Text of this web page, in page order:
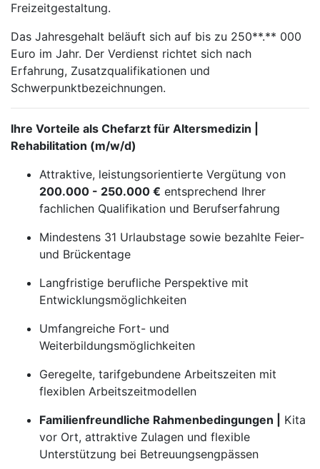
Freizeitgestaltung.
Das Jahresgehalt beläuft sich auf bis zu 250**.** 000
Euro im Jahr. Der Verdienst richtet sich nach
Erfahrung, Zusatzqualifikationen und
Schwerpunktbezeichnungen.
Ihre Vorteile als Chefarzt für Altersmedizin |
Rehabilitation (m/w/d)
Attraktive, leistungsorientierte Vergütung von
200.000 - 250.000 € entsprechend Ihrer
fachlichen Qualifikation und Berufserfahrung
Mindestens 31 Urlaubstage sowie bezahlte Feier-
und Brückentage
Langfristige berufliche Perspektive mit
Entwicklungsmöglichkeiten
Umfangreiche Fort- und
Weiterbildungsmöglichkeiten
Geregelte, tarifgebundene Arbeitszeiten mit
flexiblen Arbeitszeitmodellen
Familienfreundliche Rahmenbedingungen |
Kita
vor Ort, attraktive Zulagen und flexible
Unterstützung bei Betreuungsengpässen